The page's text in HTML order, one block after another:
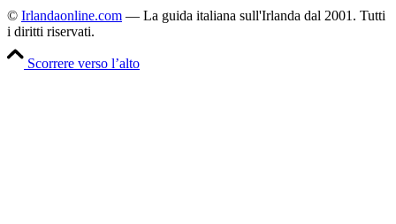
© Irlandaonline.com — La guida italiana sull'Irlanda dal 2001. Tutti
i diritti riservati.
Scorrere verso l’alto